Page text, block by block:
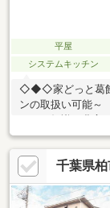
平屋
システムキッチン
◇◆◇家どっと葛
ンの取扱い可能
せが出来る～（無
い】～◆毎月支払
◆歳を重ねてもず
たいけど、手続き
みや不安も多いと
千葉県